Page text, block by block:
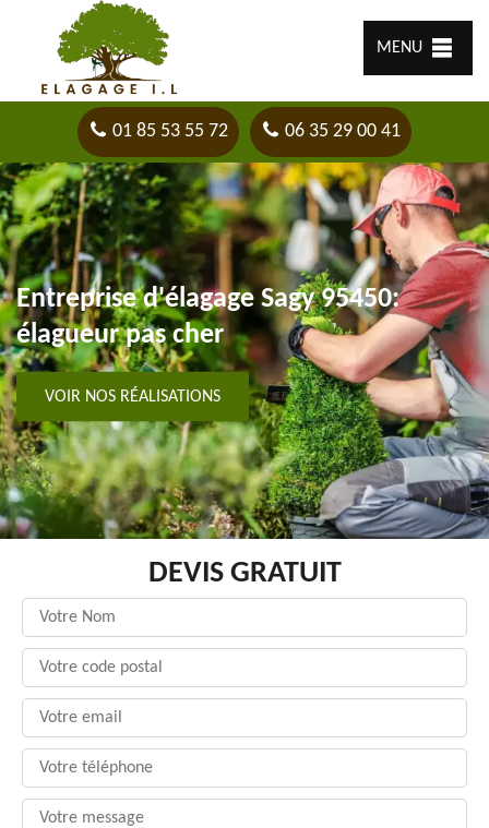
MENU
01 85 53 55 72 06 35 29 00 41
Entreprise d'élagage Sagy 95450:
élagueur pas cher
VOIR NOS RÉALISATIONS
DEVIS GRATUIT